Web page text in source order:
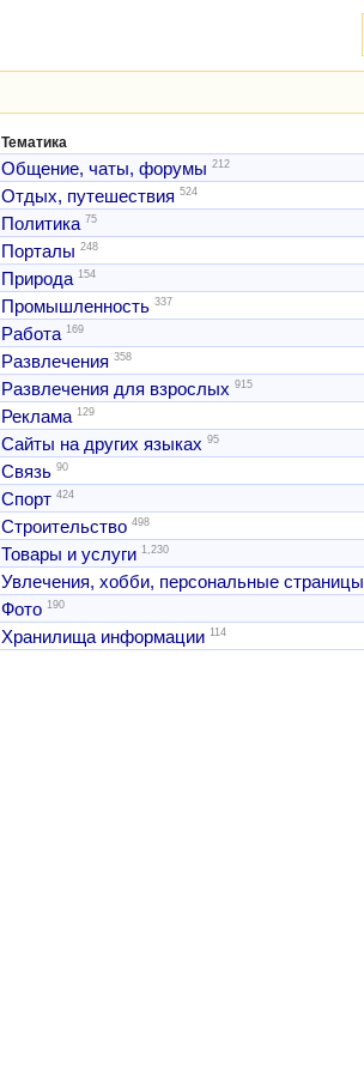
Тематика
Общение, чаты, форумы 212
Отдых, путешествия 524
Политика 75
Порталы 248
Природа 154
Промышленность 337
Работа 169
Развлечения 358
Развлечения для взрослых 915
Реклама 129
Сайты на других языках 95
Связь 90
Спорт 424
Строительство 498
Товары и услуги 1,230
Увлечения, хобби, персональные страницы
Фото 190
Хранилища информации 114